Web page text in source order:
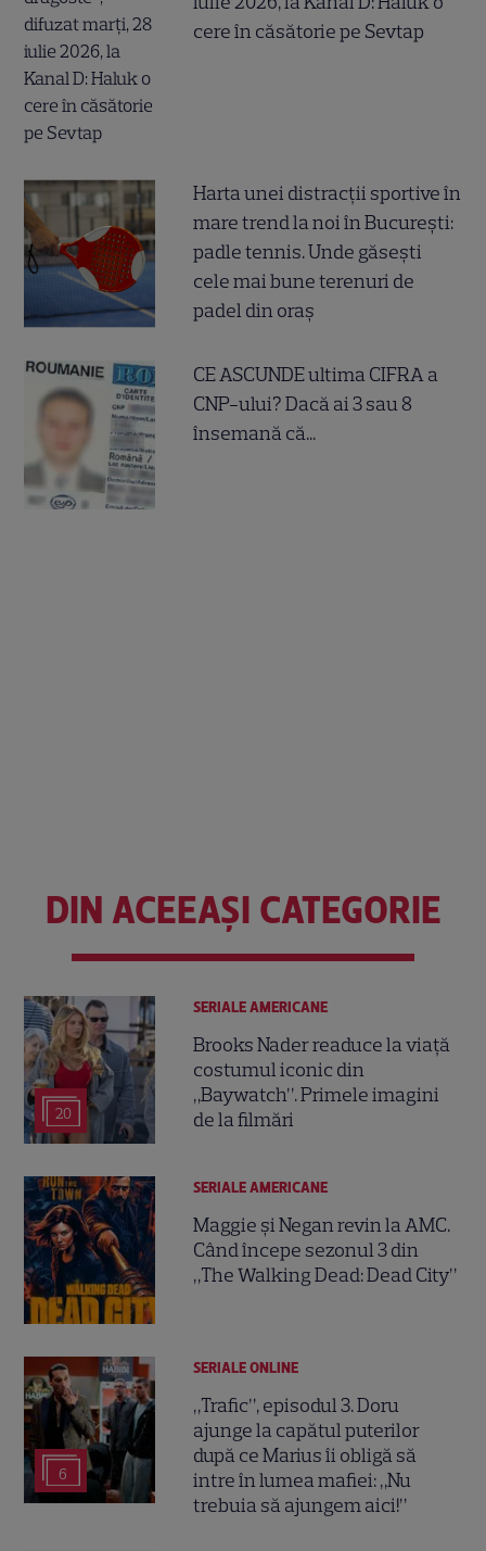
cere în căsătorie pe Sevtap
Harta unei distracții sportive în
mare trend la noi în București:
padle tennis. Unde găsești
cele mai bune terenuri de
padel din oraș
CE ASCUNDE ultima CIFRA a
CNP-ului? Dacă ai 3 sau 8
însemană că...
DIN ACEEAȘI CATEGORIE
20
SERIALE AMERICANE
Brooks Nader readuce la viață
costumul iconic din
„Baywatch”. Primele imagini
de la filmări
SERIALE AMERICANE
Maggie și Negan revin la AMC.
Când începe sezonul 3 din
„The Walking Dead: Dead City”
6
SERIALE ONLINE
„Trafic”, episodul 3. Doru
ajunge la capătul puterilor
după ce Marius îi obligă să
intre în lumea mafiei: „Nu
trebuia să ajungem aici!”